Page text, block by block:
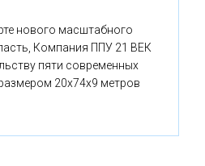
нового масштабного
Компания ППУ 21 ВЕК
пяти современных
20x74x9 метров